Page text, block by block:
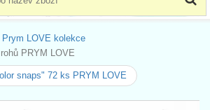
Prym LOVE kolekce
PRYM LOVE
snaps" 72 ks PRYM LOVE